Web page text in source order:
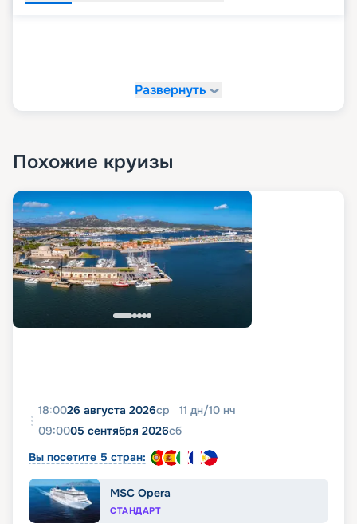
Развернуть
Похожие круизы
18:0026 августа 2026ср 11 дн/10 нч
09:0005 сентября 2026сб
Вы посетите 5 стран:
MSC Opera
СТАНДАРТ